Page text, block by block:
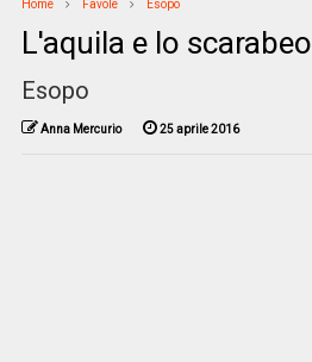
Home Favole Esopo
L'aquila e lo scarabeo
Esopo
Anna Mercurio 25 aprile 2016